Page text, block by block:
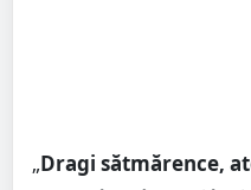
„Dragi sătmărence,